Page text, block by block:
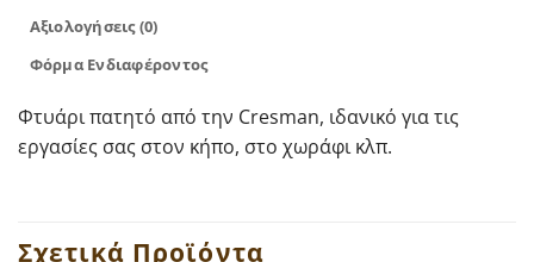
Αξιολογήσεις (0)
Φόρμα Ενδιαφέροντος
Φτυάρι πατητό από την Cresman, ιδανικό για τις
εργασίες σας στον κήπο, στο χωράφι κλπ.
Σχετικά Προϊόντα